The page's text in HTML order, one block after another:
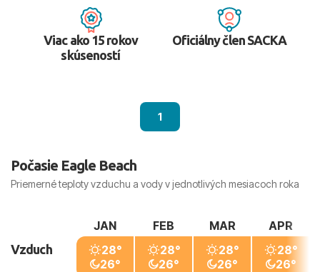
Viac ako 15 rokov
skúseností
Oficiálny člen SACKA
1
Počasie Eagle Beach
Priemerné teploty vzduchu a vody v jednotlivých mesiacoch roka
Vzduch
JAN
28°
26°
FEB
28°
26°
MAR
28°
26°
APR
28°
26°